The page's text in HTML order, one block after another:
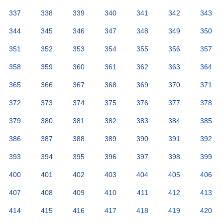
337 338 339 340 341 342 343
344 345 346 347 348 349 350
351 352 353 354 355 356 357
358 359 360 361 362 363 364
365 366 367 368 369 370 371
372 373 374 375 376 377 378
379 380 381 382 383 384 385
386 387 388 389 390 391 392
393 394 395 396 397 398 399
400 401 402 403 404 405 406
407 408 409 410 411 412 413
414 415 416 417 418 419 420